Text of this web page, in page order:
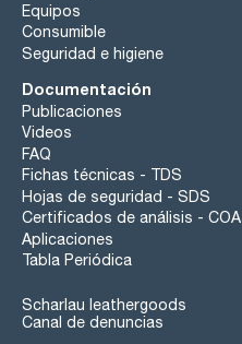
Equipos
Consumible
Seguridad e higiene
Documentación
Publicaciones
Videos
FAQ
Fichas técnicas - TDS
Hojas de seguridad - SDS
Certificados de análisis - COA
Aplicaciones
Tabla Periódica
Scharlau leathergoods
Canal de denuncias